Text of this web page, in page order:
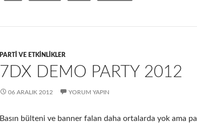
o
o
PARTI VE ETKINLIKLER
7DX DEMO PARTY 2012
06 ARALIK 2012 YORUM YAPIN
Basın bülteni ve banner falan daha ortalarda yok ama